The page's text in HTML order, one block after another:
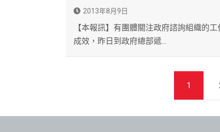
2013年8月9日
【本報訊】有團體關注政府諮詢組織的工
成效，昨日到政府總部遞…
導
1